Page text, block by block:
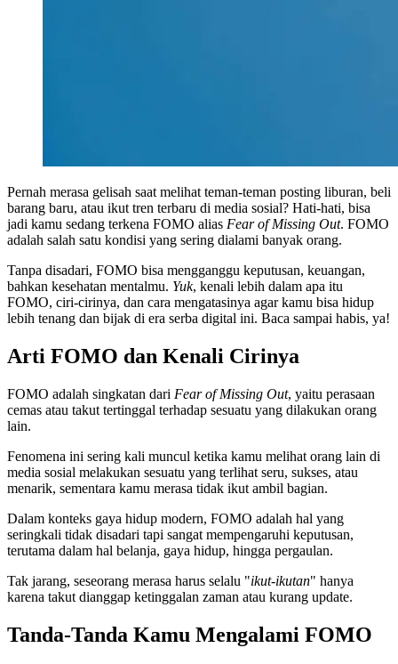
Pernah merasa gelisah saat melihat teman-teman posting liburan, beli
barang baru, atau ikut tren terbaru di media sosial? Hati-hati, bisa
jadi kamu sedang terkena FOMO alias Fear of Missing Out. FOMO
adalah salah satu kondisi yang sering dialami banyak orang.
Tanpa disadari, FOMO bisa mengganggu keputusan, keuangan,
bahkan kesehatan mentalmu. Yuk, kenali lebih dalam apa itu
FOMO, ciri-cirinya, dan cara mengatasinya agar kamu bisa hidup
lebih tenang dan bijak di era serba digital ini. Baca sampai habis, ya!
Arti FOMO dan Kenali Cirinya
FOMO adalah singkatan dari Fear of Missing Out, yaitu perasaan
cemas atau takut tertinggal terhadap sesuatu yang dilakukan orang
lain.
Fenomena ini sering kali muncul ketika kamu melihat orang lain di
media sosial melakukan sesuatu yang terlihat seru, sukses, atau
menarik, sementara kamu merasa tidak ikut ambil bagian.
Dalam konteks gaya hidup modern, FOMO adalah hal yang
seringkali tidak disadari tapi sangat mempengaruhi keputusan,
terutama dalam hal belanja, gaya hidup, hingga pergaulan.
Tak jarang, seseorang merasa harus selalu "ikut-ikutan" hanya
karena takut dianggap ketinggalan zaman atau kurang update.
Tanda-Tanda Kamu Mengalami FOMO